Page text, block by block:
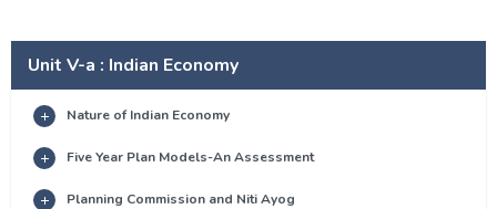
Unit V-a : Indian Economy
Nature of Indian Economy
Five Year Plan Models-An Assessment
Planning Commission and Niti Ayog